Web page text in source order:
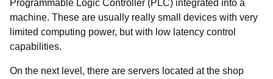
Programmable Logic Controller (PLC) integrated into a
machine. These are usually really small devices with very
limited computing power, but with low latency control
capabilities.
On the next level, there are servers located at the shop